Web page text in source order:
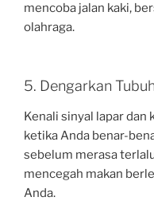
mencoba jalan kaki,
olahraga.
5. Dengarkan
Kenali sinyal lapar dan
ketika Anda benar-
sebelum merasa
mencegah makan
Anda.